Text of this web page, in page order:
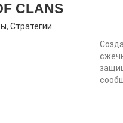
CLANS
,Стратегии